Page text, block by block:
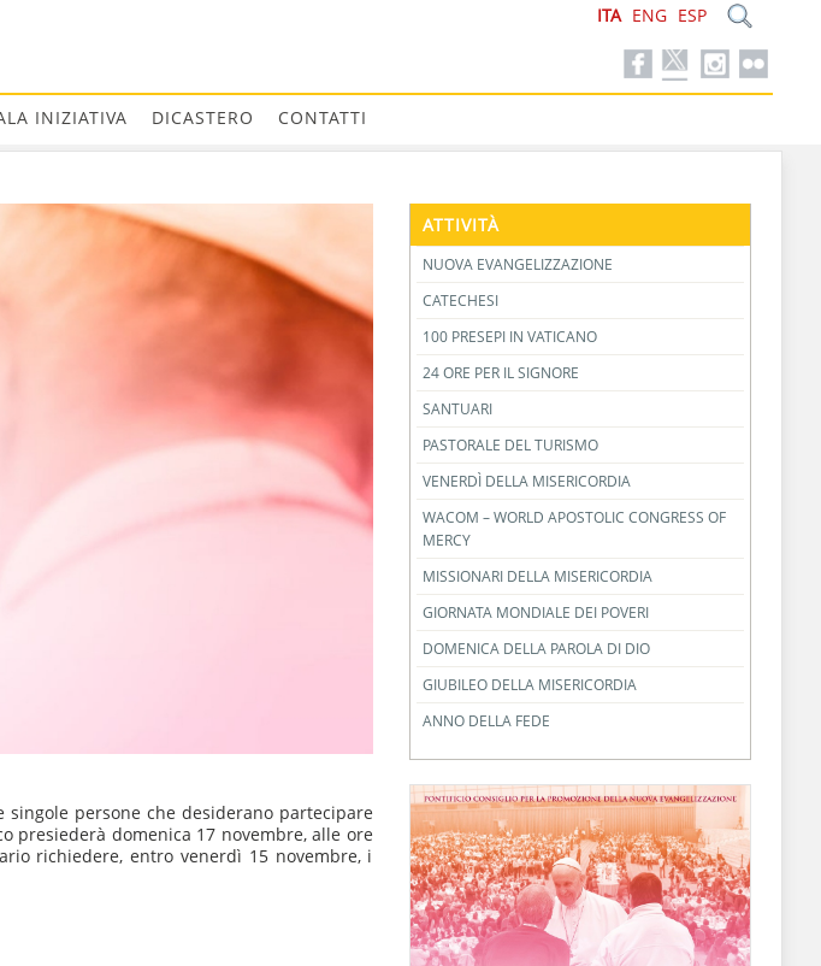
ITA ENG ESP
INIZIATIVA DICASTERO CONTATTI
persone che desiderano partecipare
presiederà domenica 17 novembre, alle ore
richiedere, entro venerdì 15 novembre, i
ATTIVITÀ
NUOVA EVANGELIZZAZIONE
CATECHESI
100 PRESEPI IN VATICANO
24 ORE PER IL SIGNORE
SANTUARI
PASTORALE DEL TURISMO
VENERDÌ DELLA MISERICORDIA
WACOM – WORLD APOSTOLIC CONGRESS OF
MERCY
MISSIONARI DELLA MISERICORDIA
GIORNATA MONDIALE DEI POVERI
DOMENICA DELLA PAROLA DI DIO
GIUBILEO DELLA MISERICORDIA
ANNO DELLA FEDE